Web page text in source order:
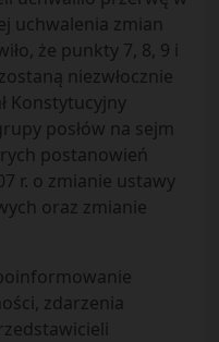
uchwalenia zmian
że punkty 7, 8, 9 i
niezwłocznie
Konstytucyjny
posłów na sejm
postanowień
r. o zmianie ustawy
oraz zmianie
zdarzenia